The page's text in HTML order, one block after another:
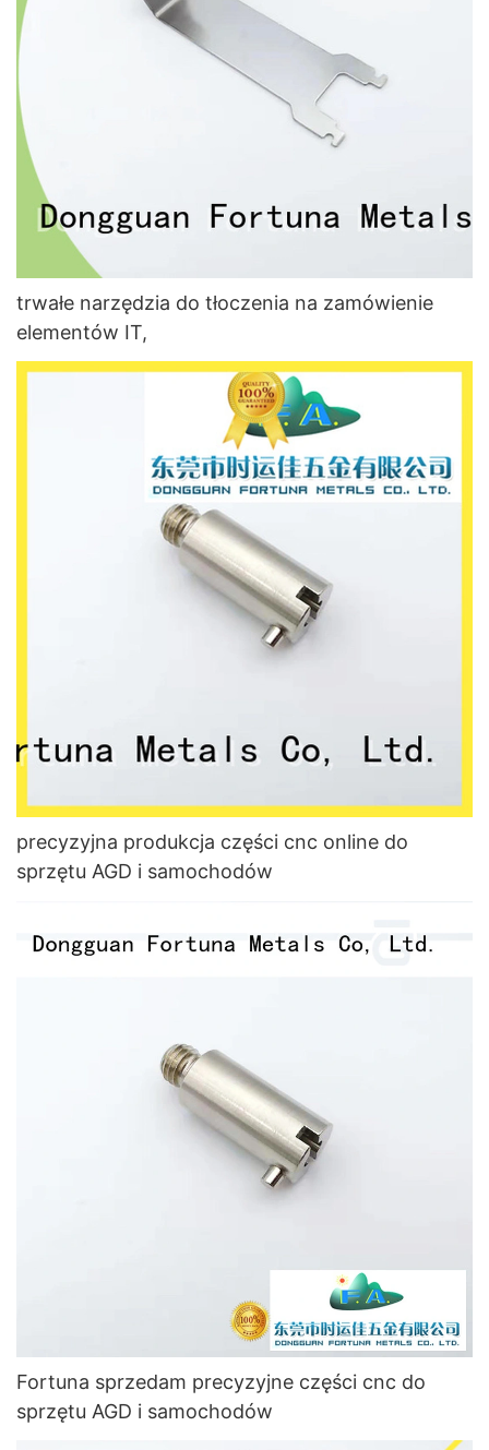
trwałe narzędzia do tłoczenia na zamówienie
elementów IT,
precyzyjna produkcja części cnc online do
sprzętu AGD i samochodów
Fortuna sprzedam precyzyjne części cnc do
sprzętu AGD i samochodów